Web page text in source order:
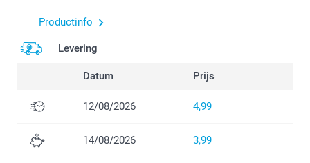
Productinfo
Levering
Datum Prijs
12/08/2026 4,99
14/08/2026 3,99